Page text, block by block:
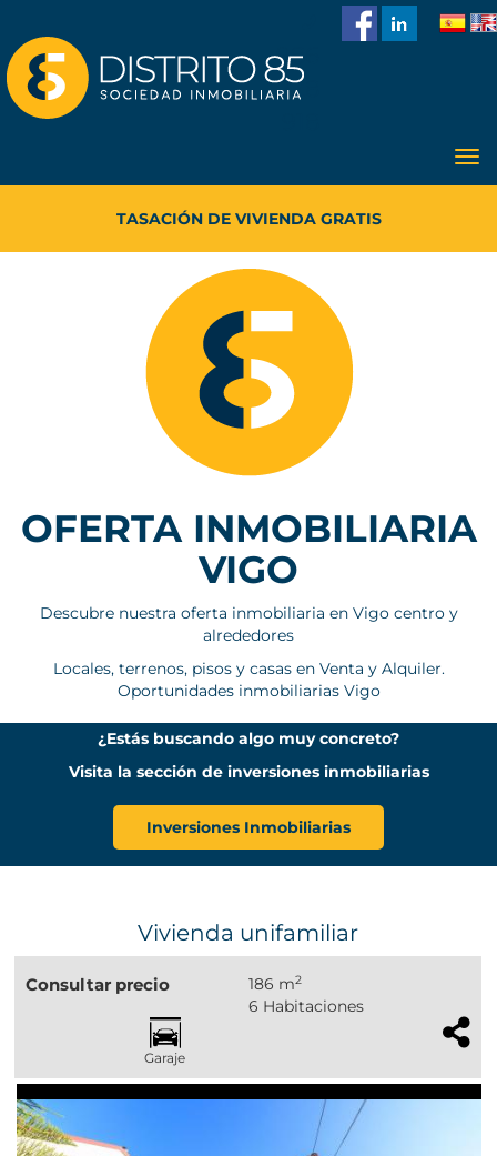
986
228
TASACIÓN DE VIVIENDA GRATIS
OFERTA INMOBILIARIA
VIGO
Descubre nuestra oferta inmobiliaria en Vigo centro y
alrededores
Locales, terrenos, pisos y casas en Venta y Alquiler.
Oportunidades inmobiliarias Vigo
¿Estás buscando algo muy concreto?
Visita la sección de inversiones inmobiliarias
Inversiones Inmobiliarias
Vivienda unifamiliar
Consultar precio 186 m2
6 Habitaciones
Garaje